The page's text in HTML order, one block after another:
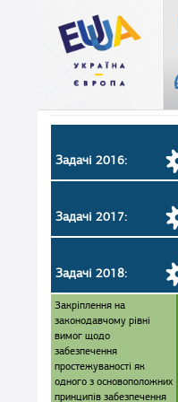
Задачі 2016:
Задачі 2017:
Задачі 2018:
Закріплення на
законодавчому рівні
вимог щодо
забезпечення
простежуваності як
одного з основоположних
принципів забезпечення